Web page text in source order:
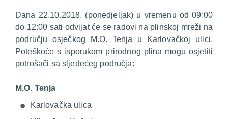
Dana 22.10.2018. (ponedjeljak) u vremenu od 09:00
do 12:00 sati odvijat će se radovi na plinskoj mreži na
području osječkog M.O. Tenja u Karlovačkoj ulici.
Poteškoće s isporukom prirodnog plina mogu osjetiti
potrošači sa sljedećeg područja:
M.O. Tenja
Karlovačka ulica